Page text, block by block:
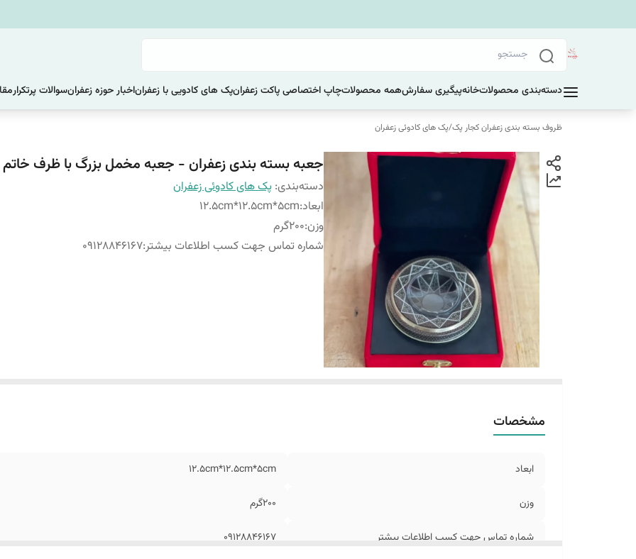
دسته‌بندی محصولاتخانهپیگیری سفارشهمه محصولاتچاپ اختصاصی پاکت زعفرانپک های کادویی با زعفراناخبار حوزه زعفرانسوالات پرتکرار
ظروف بسته بندی زعفران کجار پک/پک های کادوئی زعفران
جعبه بسته بندی زعفران - جعبه مخمل بزرگ با ظرف خاتم 5گرم
دسته‌بندی: پک های کادوئی زعفران
ابعاد:
12.5cm*12.5cm*5cm
وزن:200گرم
شماره تماس جهت کسب اطلاعات بیشتر:
09128846167
مشخصات
ابعاد 12.5cm*12.5cm*5cm
وزن 200گرم
شماره تماس جهت کسب اطلاعات بیشتر 09128846167